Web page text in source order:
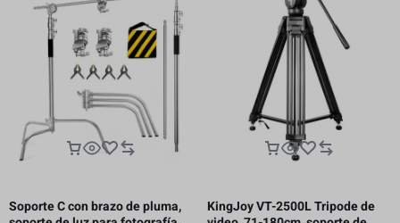
Soporte C con brazo de pluma,
KingJoy VT-2500L Tripode de